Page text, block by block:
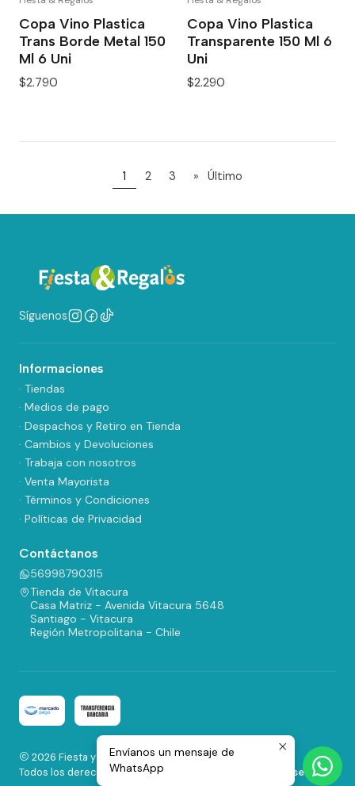
Copa Vino Plastica
Trans Borde Metal 150
Ml 6 Uni
$2.790
Copa Vino Plastica
Transparente 150 Ml 6
Uni
$2.290
1 2 3 » Último
Síguenos
Informaciones
· Tiendas
· Medios de pago
· Despachos y Retiro en Tienda
· Cambios y Devoluciones
· Trabaja con nosotros
· Venta Mayorista
· Términos y Condiciones
· Políticas de Privacidad
Contáctanos
56998790315
Tienda de Vitacura
Casa Matriz - Avenida Vitacura 5648
Santiago - Vitacura
Región Metropolitana - Chile
2026 Fiesta y Regalos.
Todos los derechos reservados.
Desarrollado por Jumpseller.
Envíanos un mensaje de
WhatsApp